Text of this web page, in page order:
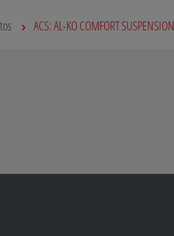
ACS: AL-KO COMFORT SUSPENSION